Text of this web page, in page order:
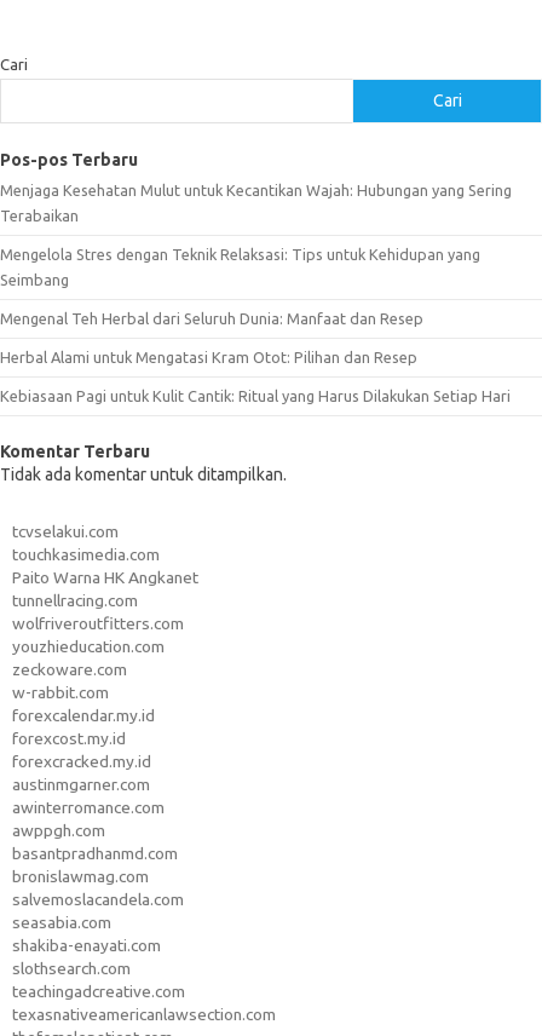
Cari
Cari
Pos-pos Terbaru
Menjaga Kesehatan Mulut untuk Kecantikan Wajah: Hubungan yang Sering
Terabaikan
Mengelola Stres dengan Teknik Relaksasi: Tips untuk Kehidupan yang
Seimbang
Mengenal Teh Herbal dari Seluruh Dunia: Manfaat dan Resep
Herbal Alami untuk Mengatasi Kram Otot: Pilihan dan Resep
Kebiasaan Pagi untuk Kulit Cantik: Ritual yang Harus Dilakukan Setiap Hari
Komentar Terbaru
Tidak ada komentar untuk ditampilkan.
tcvselakui.com
touchkasimedia.com
Paito Warna HK Angkanet
tunnellracing.com
wolfriveroutfitters.com
youzhieducation.com
zeckoware.com
w-rabbit.com
forexcalendar.my.id
forexcost.my.id
forexcracked.my.id
austinmgarner.com
awinterromance.com
awppgh.com
basantpradhanmd.com
bronislawmag.com
salvemoslacandela.com
seasabia.com
shakiba-enayati.com
slothsearch.com
teachingadcreative.com
texasnativeamericanlawsection.com